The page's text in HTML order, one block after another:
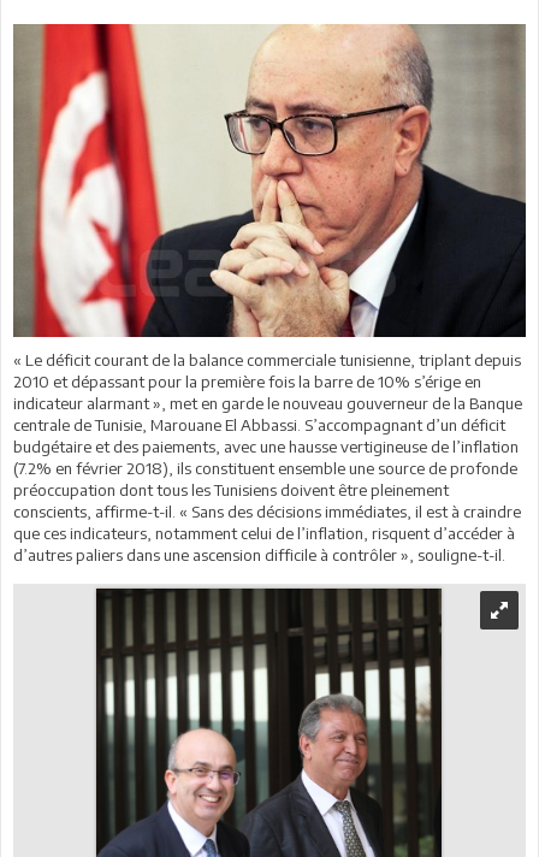
« Le déficit courant de la balance commerciale tunisienne, triplant depuis
2010 et dépassant pour la première fois la barre de 10% s’érige en
indicateur alarmant », met en garde le nouveau gouverneur de la Banque
centrale de Tunisie, Marouane El Abbassi. S’accompagnant d’un déficit
budgétaire et des paiements, avec une hausse vertigineuse de l’inflation
(7.2% en février 2018), ils constituent ensemble une source de profonde
préoccupation dont tous les Tunisiens doivent être pleinement
conscients, affirme-t-il. « Sans des décisions immédiates, il est à craindre
que ces indicateurs, notamment celui de l’inflation, risquent d’accéder à
d’autres paliers dans une ascension difficile à contrôler », souligne-t-il.